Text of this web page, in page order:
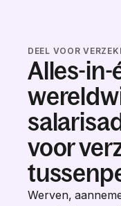
DEEL VOOR
Alles-in-
voor
Werven,